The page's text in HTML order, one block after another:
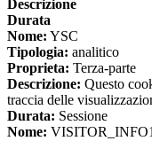
Descrizione
Durata
Nome: YSC
Tipologia: analitico
Proprieta: Terza-parte
Descrizione: Questo
traccia delle
Durata: Sessione
Nome: